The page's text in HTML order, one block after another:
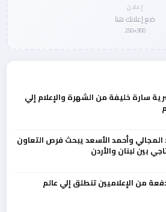
إعلان
ضع إعلانك هنا
300×250
سارة خليفة من الشهرة والإعلام إلي
وأحمد الأسعد يبحث فرص التعاون
بين لبنان والأردن
من الإعلاميين تنطلق إلي عالم